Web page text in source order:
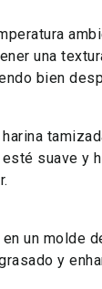
una
bien
suave y
un molde
y